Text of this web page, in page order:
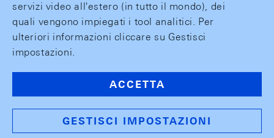
servizi video all'estero (in tutto il mondo), dei
quali vengono impiegati i tool analitici. Per
ulteriori informazioni cliccare su Gestisci
impostazioni.
ACCETTA
GESTISCI IMPOSTAZIONI